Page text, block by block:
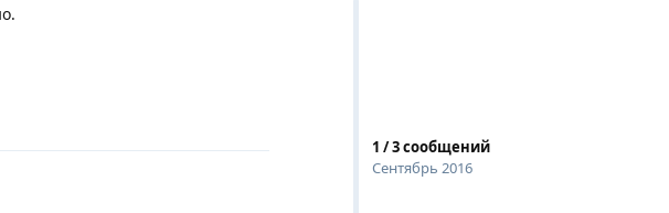
1 /3сообщений
Сентябрь 2016